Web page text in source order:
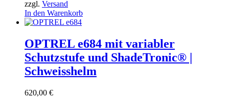
zzgl. Versand
In den Warenkorb
OPTREL e684 mit variabler
Schutzstufe und ShadeTronic® |
Schweisshelm
620,00 €